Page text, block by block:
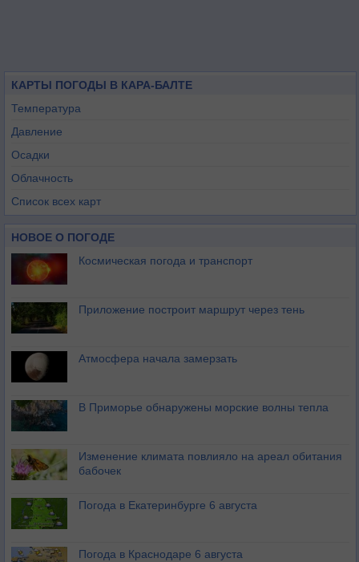
КАРТЫ ПОГОДЫ В КАРА-БАЛТЕ
Температура
Давление
Осадки
Облачность
Список всех карт
НОВОЕ О ПОГОДЕ
Космическая погода и транспорт
Приложение построит маршрут через тень
Атмосфера начала замерзать
В Приморье обнаружены морские волны тепла
Изменение климата повлияло на ареал обитания
бабочек
Погода в Екатеринбурге 6 августа
Погода в Краснодаре 6 августа